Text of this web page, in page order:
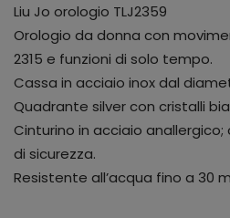
Liu Jo orologio TLJ2359
Orologio da donna con
2315 e funzioni di solo tempo.
Cassa in acciaio inox dal
Quadrante silver con cristalli
Cinturino in acciaio
di sicurezza.
Resistente all’acqua fino a 30